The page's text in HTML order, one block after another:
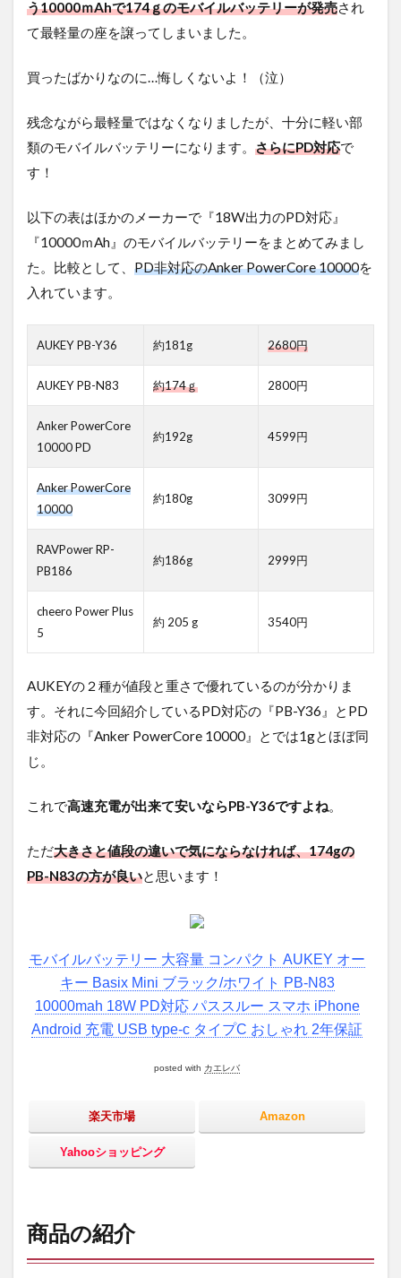
う10000ｍAhで174ｇのモバイルバッテリーが発売され
て最軽量の座を譲ってしまいました。
買ったばかりなのに…悔しくないよ！（泣）
残念ながら最軽量ではなくなりましたが、十分に軽い部
類のモバイルバッテリーになります。 さらにPD対応で
す！
以下の表はほかのメーカーで『18W出力のPD対応』
『10000ｍAh』のモバイルバッテリーをまとめてみまし
た。比較として、 PD非対応のAnker PowerCore 10000を
入れています。
AUKEY PB-Y36 約181g 2680円
AUKEY PB-N83 約174ｇ 2800円
Anker PowerCore
10000 PD
約192g 4599円
Anker PowerCore
10000
約180g 3099円
RAVPower RP-
PB186
約186g 2999円
cheero Power Plus
5
約 205 g 3540円
AUKEYの２種が値段と重さで優れているのが分かりま
す。それに今回紹介しているPD対応の『PB-Y36』とPD
非対応の『Anker PowerCore 10000』とでは1gとほぼ同
じ。
これで高速充電が出来て安いならPB-Y36ですよね
ただ大きさと値段の違いで気にならなければ、174gの
PB-N83の方が良いと思います！
モバイルバッテリー 大容量 コンパクト AUKEY オー
キー Basix Mini ブラック/ホワイト PB-N83
10000mah 18W PD対応 パススルー スマホ iPhone
Android 充電 USB type-c タイプC おしゃれ 2年保証
posted with カエレバ
楽天市場 Amazon
Yahooショッピング
商品の紹介